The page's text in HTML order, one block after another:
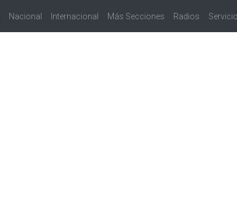
Nacional Internacional Más Secciones Radios